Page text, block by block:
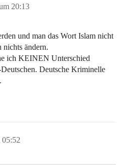
20:13
und man das Wort Islam nicht
ändern.
ich KEINEN Unterschied
Deutsche Kriminelle